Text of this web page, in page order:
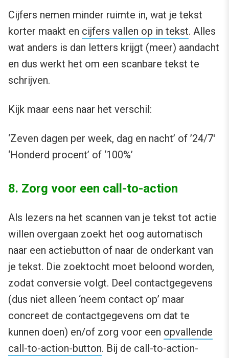
Cijfers nemen minder ruimte in, wat je tekst
korter maakt en cijfers vallen op in tekst. Alles
wat anders is dan letters krijgt (meer) aandacht
en dus werkt het om een scanbare tekst te
schrijven.
Kijk maar eens naar het verschil:
‘Zeven dagen per week, dag en nacht’ of ’24/7′
‘Honderd procent’ of ‘100%’
8. Zorg voor een call-to-action
Als lezers na het scannen van je tekst tot actie
willen overgaan zoekt het oog automatisch
naar een actiebutton of naar de onderkant van
je tekst. Die zoektocht moet beloond worden,
zodat conversie volgt. Deel contactgegevens
(dus niet alleen ‘neem contact op’ maar
concreet de contactgegevens om dat te
kunnen doen) en/of zorg voor een opvallende
call-to-action-button. Bij de call-to-action-